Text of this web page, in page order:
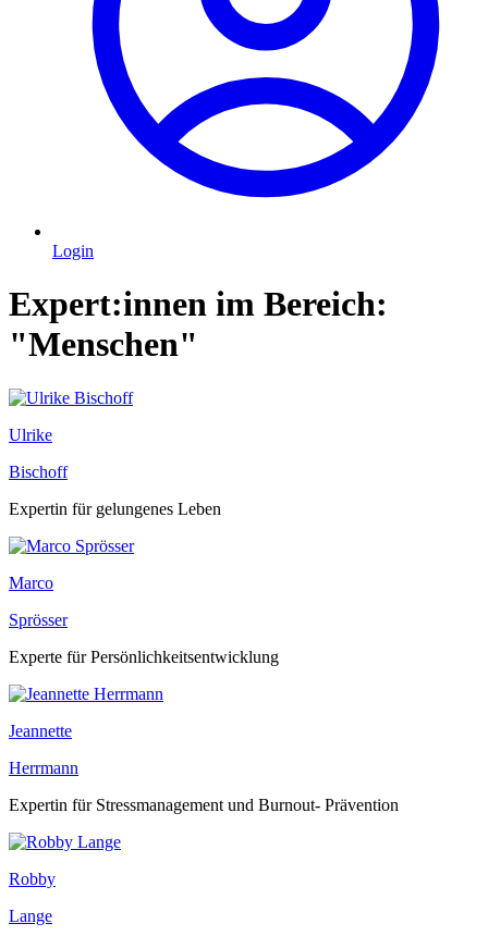
Login
Expert:innen im Bereich:
"Menschen"
Ulrike
Bischoff
Expertin für gelungenes Leben
Marco
Sprösser
Experte für Persönlichkeitsentwicklung
Jeannette
Herrmann
Expertin für Stressmanagement und Burnout- Prävention
Robby
Lange